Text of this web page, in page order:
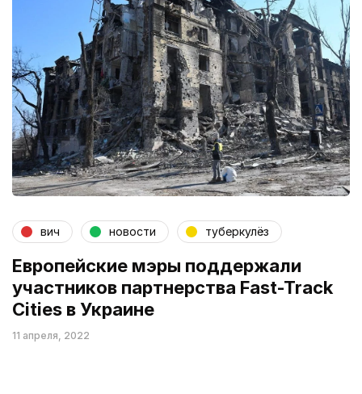
вич новости туберкулёз
Европейские мэры поддержали
участников партнерства Fast-Track
Cities в Украине
11 апреля, 2022